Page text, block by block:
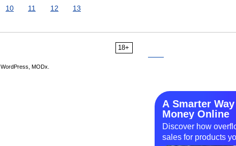
10 11 12 13
18+
WordPress, MODx.